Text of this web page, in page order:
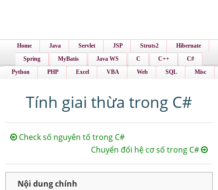
Home Java Servlet JSP Struts2
Hibernate
Spring
MyBatis Java WS C C++
C#
Python
PHP Excel VBA Web SQL Misc
Tính giai thừa trong C#
Check số nguyên tố trong C#
Chuyển đổi hệ cơ số trong C#
Nội dung chính